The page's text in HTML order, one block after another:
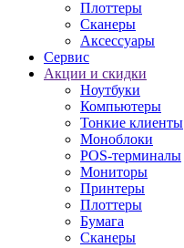
Плоттеры
Сканеры
Аксессуары
Сервис
Акции и скидки
Ноутбуки
Компьютеры
Тонкие клиенты
Моноблоки
POS-терминалы
Мониторы
Принтеры
Плоттеры
Бумага
Сканеры